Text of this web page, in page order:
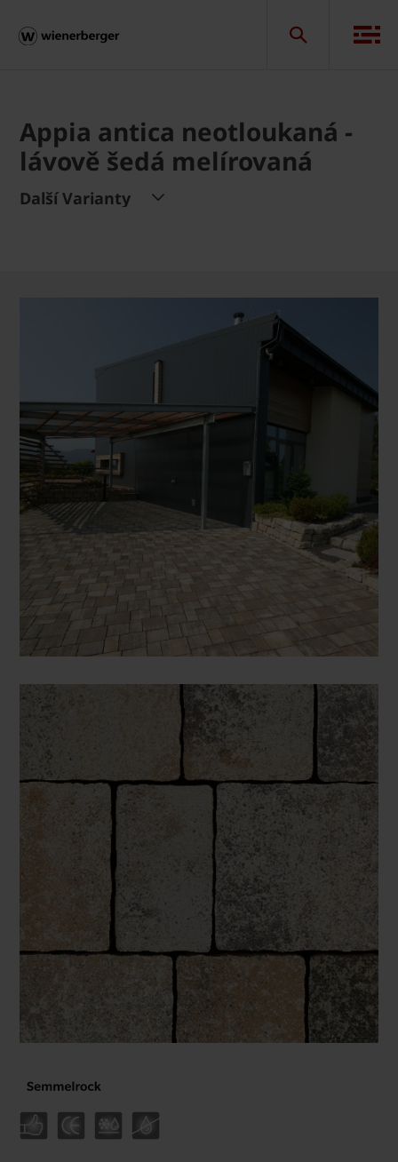
Appia antica neotloukaná -
lávově šedá melírovaná
Další Varianty